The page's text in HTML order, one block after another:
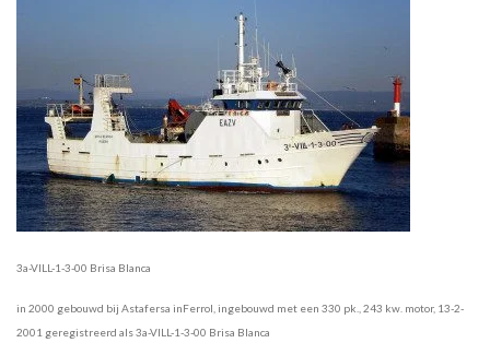
3a-VILL-1-3-00 Brisa Blanca
in 2000 gebouwd bij Astafersa inFerrol, ingebouwd met een 330 pk., 243 kw. motor, 13-2-
2001 geregistreerd als 3a-VILL-1-3-00 Brisa Blanca